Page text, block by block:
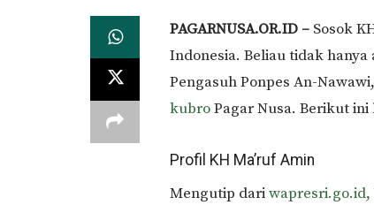
PAGARNUSA.OR.ID – Sosok
Indonesia. Beliau tidak
Pengasuh Ponpes An-
kubroPagar Nusa. Berikut
Profil KH Ma’ruf Amin
Mengutip dariwapresri.go.id,